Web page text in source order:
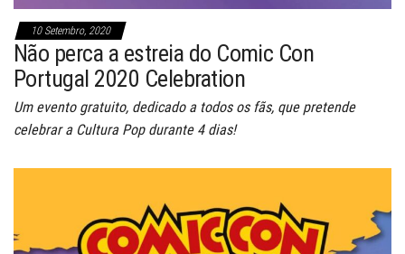
10 Setembro, 2020
Não perca a estreia do Comic Con
Portugal 2020 Celebration
Um evento gratuito, dedicado a todos os fãs, que pretende
celebrar a Cultura Pop durante 4 dias!